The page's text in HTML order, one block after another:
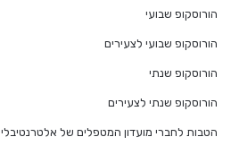
הורוסקופ שבועי
הורוסקופ שבועי לצעירים
הורוסקופ שנתי
הורוסקופ שנתי לצעירים
הטבות לחברי מועדון המטפלים של אלטרנטיבלי